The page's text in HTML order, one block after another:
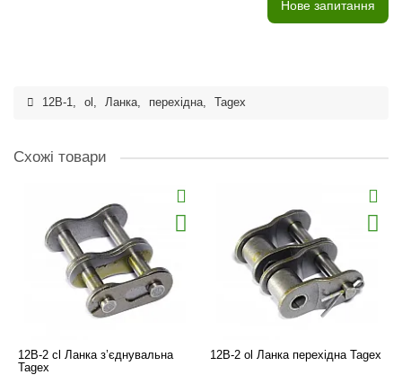
Нове запитання
12B-1, ol , Ланка, перехідна, Tagex
Схожі товари
12B-2 cl Ланка з’єднувальна
Tagex
12B-2 ol Ланка перехідна Tagex